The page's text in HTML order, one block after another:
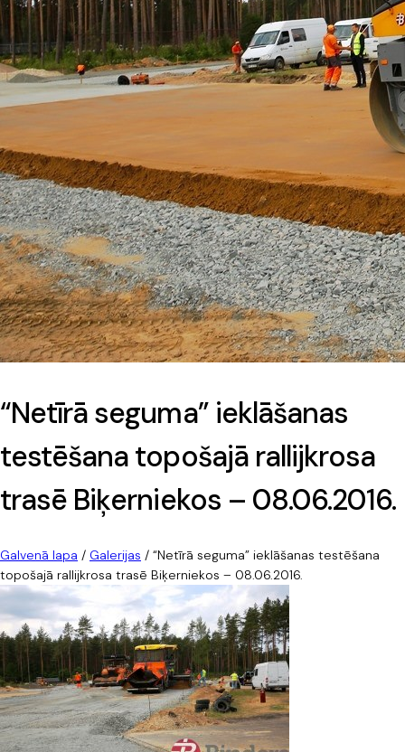
“Netīrā seguma” ieklāšanas
testēšana topošajā rallijkrosa
trasē Biķerniekos – 08.06.2016.
Galvenā lapa / Galerijas / “Netīrā seguma” ieklāšanas testēšana
topošajā rallijkrosa trasē Biķerniekos – 08.06.2016.